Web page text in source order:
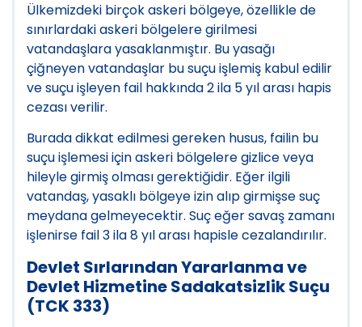
Ülkemizdeki birçok askeri bölgeye, özellikle de
sınırlardaki askeri bölgelere girilmesi
vatandaşlara yasaklanmıştır. Bu yasağı
çiğneyen vatandaşlar bu suçu işlemiş kabul edilir
ve suçu işleyen fail hakkında 2 ila 5 yıl arası hapis
cezası verilir.
Burada dikkat edilmesi gereken husus, failin bu
suçu işlemesi için askeri bölgelere gizlice veya
hileyle girmiş olması gerektiğidir. Eğer ilgili
vatandaş, yasaklı bölgeye izin alıp girmişse suç
meydana gelmeyecektir. Suç eğer savaş zamanı
işlenirse fail 3 ila 8 yıl arası hapisle cezalandırılır.
Devlet Sırlarından Yararlanma ve
Devlet Hizmetine Sadakatsizlik Suçu
(TCK 333)